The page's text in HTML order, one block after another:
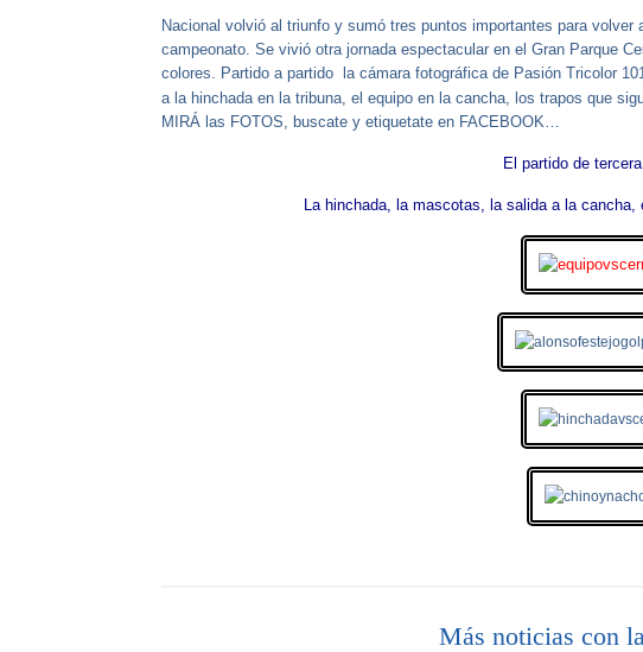
Nacional volvió al triunfo y sumó tres puntos importantes para
campeonato. Se vivió otra jornada espectacular en el Gran Parque
colores. Partido a partido la cámara fotográfica de Pasión Tricolor
a la hinchada en la tribuna, el equipo en la cancha, los trapos que
MIRÁ las FOTOS, buscate y etiquetate en FACEBOOK…
El partido de tercera
La hinchada, la mascotas, la salida a la cancha,
Más noticias con